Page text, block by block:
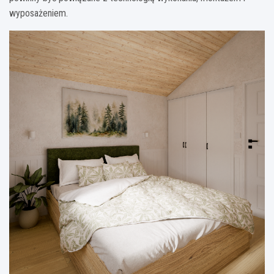
wyposażeniem.